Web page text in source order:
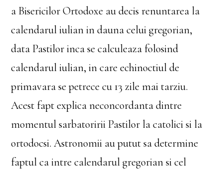
a Bisericilor Ortodoxe au decis renuntarea la
calendarul iulian in dauna celui gregorian,
data Pastilor inca se calculeaza folosind
calendarul iulian, in care echinoctiul de
primavara se petrece cu 13 zile mai tarziu.
Acest fapt explica neconcordanta dintre
momentul sarbatoririi Pastilor la catolici si la
ortodocsi. Astronomii au putut sa determine
faptul ca intre calendarul gregorian si cel